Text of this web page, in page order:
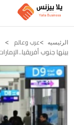
الرئيسيه عرب وعالم
بينها جنوب